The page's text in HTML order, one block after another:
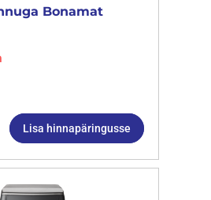
Bonamat
Lisa hinnapäringusse